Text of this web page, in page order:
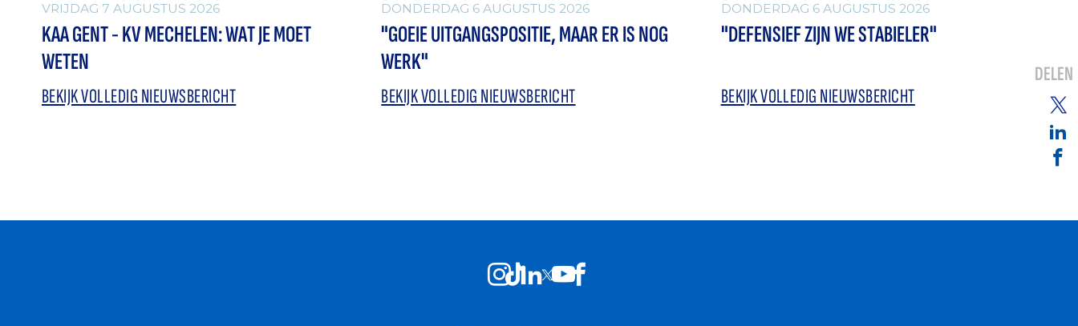
VRIJDAG 7 AUGUSTUS 2026
KAA GENT - KV MECHELEN: WAT JE MOET
WETEN
BEKIJK VOLLEDIG NIEUWSBERICHT
DONDERDAG 6 AUGUSTUS 2026
"GOEIE UITGANGSPOSITIE, MAAR ER IS NOG
WERK"
BEKIJK VOLLEDIG NIEUWSBERICHT
DONDERDAG 6 AUGUSTUS 2026
"DEFENSIEF ZIJN WE STABIELER"
BEKIJK VOLLEDIG NIEUWSBERICHT
DELEN